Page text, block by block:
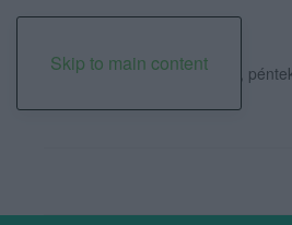
Skip to main content
2026. augusztus 07.,